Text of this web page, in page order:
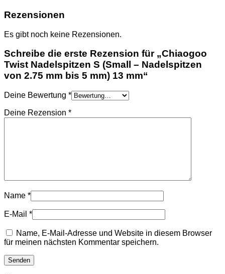
Rezensionen
Es gibt noch keine Rezensionen.
Schreibe die erste Rezension für „Chiaogoo
Twist Nadelspitzen S (Small – Nadelspitzen
von 2.75 mm bis 5 mm) 13 mm“
Deine Bewertung *
Deine Rezension *
Name *
E-Mail *
Name, E-Mail-Adresse und Website in diesem Browser
für meinen nächsten Kommentar speichern.